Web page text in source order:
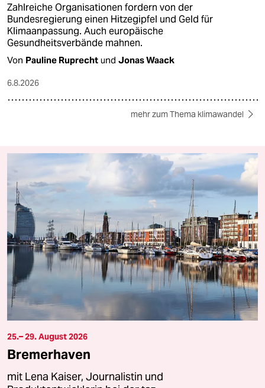
Zahlreiche Organisationen fordern von der
Bundesregierung einen Hitzegipfel und Geld für
Klimaanpassung. Auch europäische
Gesundheitsverbände mahnen.
Von Pauline Ruprecht und Jonas Waack
6.8.2026
mehr zum Thema klimawandel
25.– 29. August 2026
Bremerhaven
mit Lena Kaiser, Journalistin und